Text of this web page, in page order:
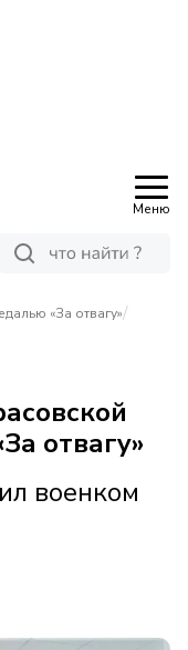
Меню
«За отвагу»/
отвагу»
военком